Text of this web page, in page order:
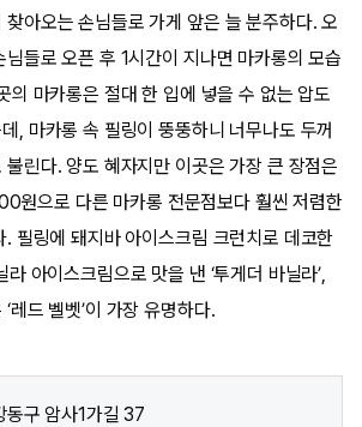
아오는 손님들로 가게 앞은 늘 분주하다. 오
들로 오픈 후 1시간이 지나면 마카롱의 모습
의 마카롱은 절대 한 입에 넣을 수 없는 압도
, 마카롱 속 필링이 뚱뚱하니 너무나도 두꺼
불린다. 양도 혜자지만 이곳은 가장 큰 장점은
원으로 다른 마카롱 전문점보다 훨씬 저렴한
필링에 돼지바 아이스크림 크런치로 데코한
라 아이스크림으로 맛을 낸 ‘투게더 바닐라’,
레드 벨벳’이 가장 유명하다.
동구 암사1가길 37